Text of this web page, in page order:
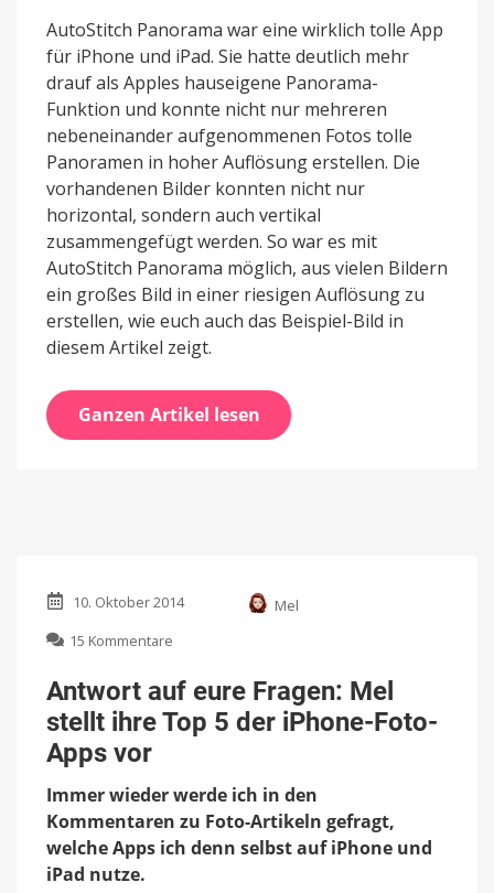
AutoStitch Panorama war eine wirklich tolle App
für iPhone und iPad. Sie hatte deutlich mehr
drauf als Apples hauseigene Panorama-
Funktion und konnte nicht nur mehreren
nebeneinander aufgenommenen Fotos tolle
Panoramen in hoher Auflösung erstellen. Die
vorhandenen Bilder konnten nicht nur
horizontal, sondern auch vertikal
zusammengefügt werden. So war es mit
AutoStitch Panorama möglich, aus vielen Bildern
ein großes Bild in einer riesigen Auflösung zu
erstellen, wie euch auch das Beispiel-Bild in
diesem Artikel zeigt.
Ganzen Artikel lesen
10. Oktober 2014
Mel
15 Kommentare
auf
eure
Fragen:
ihre
Top
5
der
Antwort auf eure Fragen: Mel
stellt ihre Top 5 der iPhone-Foto-
Apps vor
Immer wieder werde ich in den
Kommentaren zu Foto-Artikeln gefragt,
welche Apps ich denn selbst auf iPhone und
iPad nutze.